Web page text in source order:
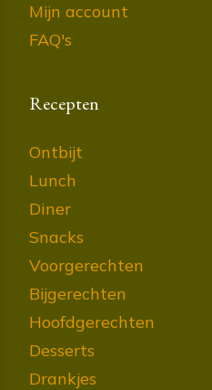
Mijn account
FAQ's
Recepten
Ontbijt
Lunch
Diner
Snacks
Voorgerechten
Bijgerechten
Hoofdgerechten
Desserts
Drankjes